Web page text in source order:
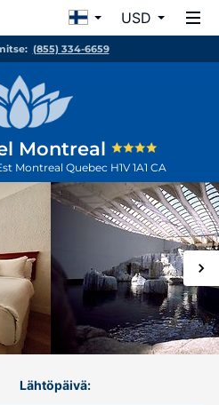
USD
(855) 334-6659
Montreal
Montreal Quebec H1V 1A1 CA
Lähtöpäivä: